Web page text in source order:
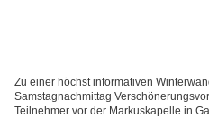
Zu einer höchst informativen
Samstagnachmittag
Teilnehmer vor der Markuskapelle in